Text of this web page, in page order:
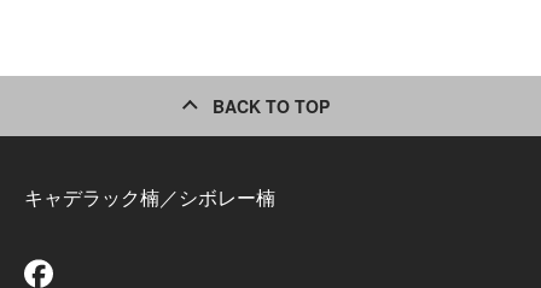
BACK TO TOP
キャデラック楠／シボレー楠